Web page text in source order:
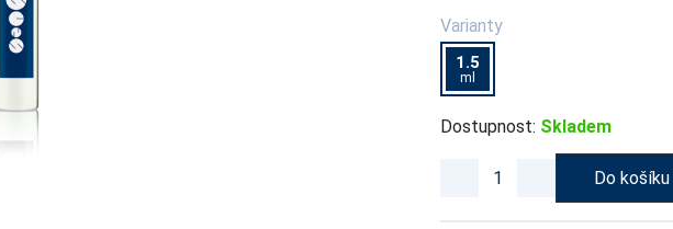
Varianty
1.5
ml
Dostupnost: Skladem
Do košíku